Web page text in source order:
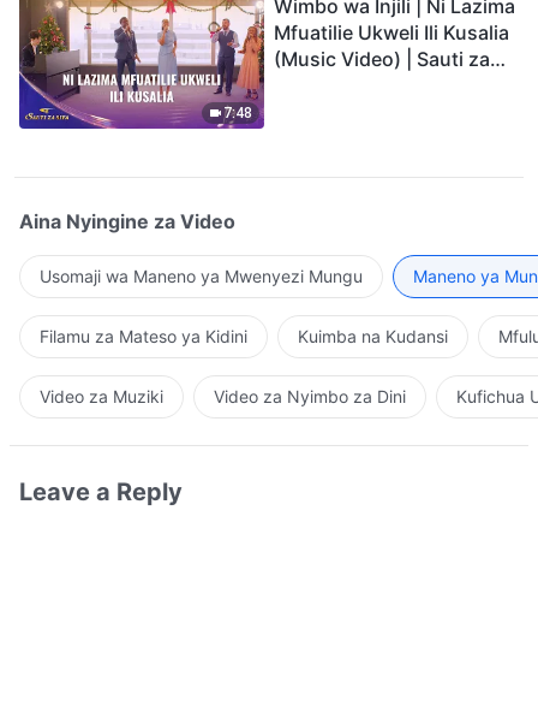
7:48
Wimbo wa Injili | Ni Lazima
Mfuatilie Ukweli Ili Kusalia
(Music Video) | Sauti za
Aina Nyingine za Video
Usomaji wa Maneno ya Mwenyezi Mungu Maneno ya
Filamu za Mateso ya Kidini Kuimba na Kudansi
Video za Muziki Video za Nyimbo za Dini Kufichua
Leave a Reply